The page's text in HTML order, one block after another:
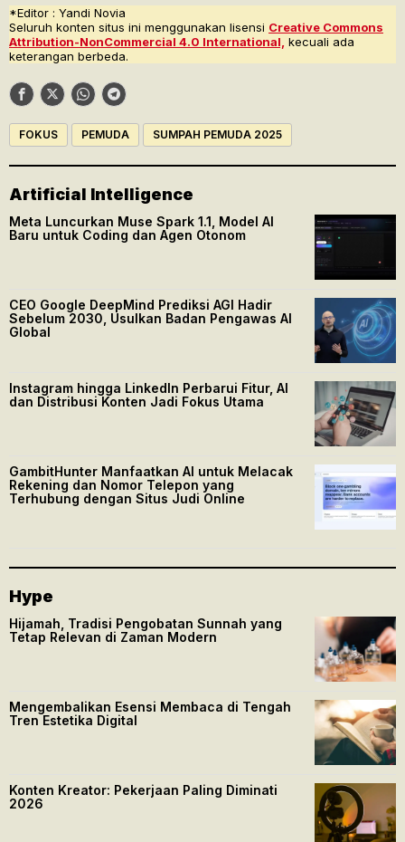
*Editor : Yandi Novia
Seluruh konten situs ini menggunakan lisensi Creative Commons
Attribution-NonCommercial 4.0 International, kecuali ada
keterangan berbeda.
FOKUS PEMUDA SUMPAH PEMUDA 2025
Artificial Intelligence
Meta Luncurkan Muse Spark 1.1, Model AI
Baru untuk Coding dan Agen Otonom
CEO Google DeepMind Prediksi AGI Hadir
Sebelum 2030, Usulkan Badan Pengawas AI
Global
Instagram hingga LinkedIn Perbarui Fitur, AI
dan Distribusi Konten Jadi Fokus Utama
GambitHunter Manfaatkan AI untuk Melacak
Rekening dan Nomor Telepon yang
Terhubung dengan Situs Judi Online
Hype
Hijamah, Tradisi Pengobatan Sunnah yang
Tetap Relevan di Zaman Modern
Mengembalikan Esensi Membaca di Tengah
Tren Estetika Digital
Konten Kreator: Pekerjaan Paling Diminati
2026